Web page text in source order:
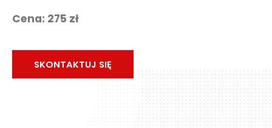
Cena: 275 zł
SKONTAKTUJ SIĘ